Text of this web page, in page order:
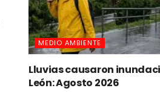
MEDIO AMBIENTE
Lluvias causaron
León: Agosto 2026